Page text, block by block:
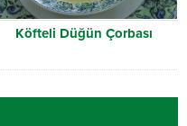
Köfteli Düğün Çorbası